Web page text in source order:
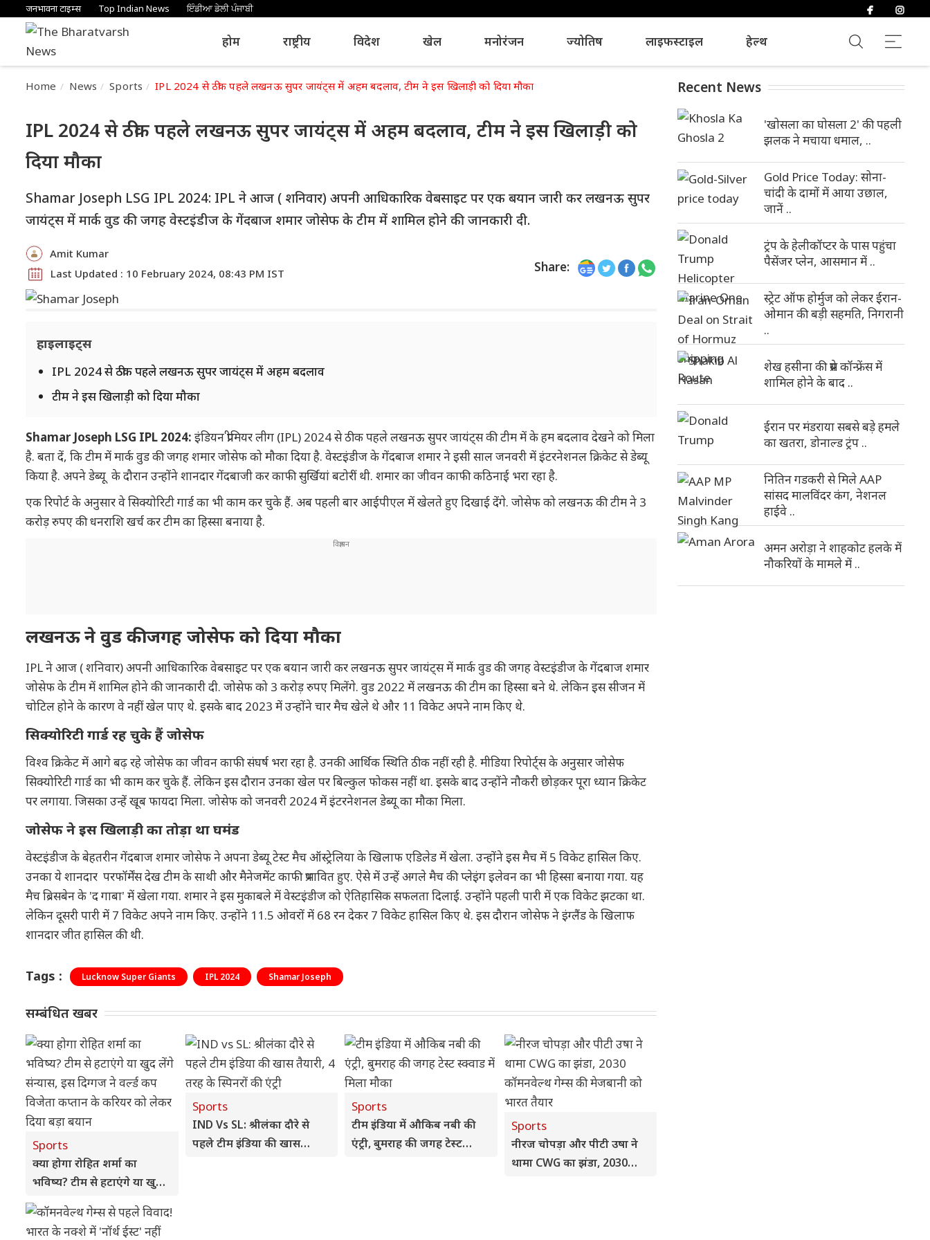
जनभावना टाइम्स Top Indian News ਇੰਡੀਆ ਡੇਲੀ ਪੰਜਾਬੀ
होम राष्ट्रीय विदेश खेल मनोरंजन ज्योतिष लाइफस्टाइल हेल्थ
Home News Sports IPL 2024 से ठीक पहले लखनऊ सुपर जायंट्स में अहम बदलाव, टीम ने इस खिलाड़ी को दिया मौका
IPL 2024 से ठीक पहले लखनऊ सुपर जायंट्स में अहम बदलाव, टीम ने इस खिलाड़ी को
दिया मौका
Shamar Joseph LSG IPL 2024: IPL ने आज ( शनिवार) अपनी आधिकारिक वेबसाइट पर एक बयान जारी कर लखनऊ सुपर
जायंट्स में मार्क वुड की जगह वेस्टइंडीज के गेंदबाज शमार जोसेफ के टीम में शामिल होने की जानकारी दी.
Amit Kumar
Last Updated : 10 February 2024, 08:43 PM IST
Share:
हाइलाइट्स
IPL 2024 से ठीक पहले लखनऊ सुपर जायंट्स में अहम बदलाव
टीम ने इस खिलाड़ी को दिया मौका
Shamar Joseph LSG IPL 2024: इंडियन प्रीमियर लीग (IPL) 2024 से ठीक पहले लखनऊ सुपर जायंट्स की टीम में के हम बदलाव देखने को मिला
है. बता दें, कि टीम में मार्क वुड की जगह शमार जोसेफ को मौका दिया है. वेस्टइंडीज के गेंदबाज शमार ने इसी साल जनवरी में इंटरनेशनल क्रिकेट से डेब्यू
किया है. अपने डेब्यू के दौरान उन्होंने शानदार गेंदबाजी कर काफी सुर्खियां बटोरीं थी. शमार का जीवन काफी कठिनाई भरा रहा है.
एक रिपोर्ट के अनुसार वे सिक्योरिटी गार्ड का भी काम कर चुके हैं. अब पहली बार आईपीएल में खेलते हुए दिखाई देंगे. जोसेफ को लखनऊ की टीम ने 3
करोड़ रुपए की धनराशि खर्च कर टीम का हिस्सा बनाया है.
लखनऊ ने वुड की जगह जोसेफ को दिया मौका
IPL ने आज ( शनिवार) अपनी आधिकारिक वेबसाइट पर एक बयान जारी कर लखनऊ सुपर जायंट्स में मार्क वुड की जगह वेस्टइंडीज के गेंदबाज शमार
जोसेफ के टीम में शामिल होने की जानकारी दी. जोसेफ को 3 करोड़ रुपए मिलेंगे. वुड 2022 में लखनऊ की टीम का हिस्सा बने थे. लेकिन इस सीजन में
चोटिल होने के कारण वे नहीं खेल पाए थे. इसके बाद 2023 में उन्होंने चार मैच खेले थे और 11 विकेट अपने नाम किए थे.
सिक्योरिटी गार्ड रह चुके हैं जोसेफ
विश्व क्रिकेट में आगे बढ़ रहे जोसेफ का जीवन काफी संघर्ष भरा रहा है. उनकी आर्थिक स्थिति ठीक नहीं रही है. मीडिया रिपोर्ट्स के अनुसार जोसेफ
सिक्योरिटी गार्ड का भी काम कर चुके हैं. लेकिन इस दौरान उनका खेल पर बिल्कुल फोकस नहीं था. इसके बाद उन्होंने नौकरी छोड़कर पूरा ध्यान क्रिकेट
पर लगाया. जिसका उन्हें खूब फायदा मिला. जोसेफ को जनवरी 2024 में इंटरनेशनल डेब्यू का मौका मिला.
जोसेफ ने इस खिलाड़ी का तोड़ा था घमंड
वेस्टइंडीज के बेहतरीन गेंदबाज शमार जोसेफ ने अपना डेब्यू टेस्ट मैच ऑस्ट्रेलिया के खिलाफ एडिलेड में खेला. उन्होंने इस मैच में 5 विकेट हासिल किए.
उनका ये शानदार परफॉर्मेंस देख टीम के साथी और मैनेजमेंट काफी प्रभावित हुए. ऐसे में उन्हें अगले मैच की प्लेइंग इलेवन का भी हिस्सा बनाया गया. यह
मैच ब्रिसबेन के 'द गाबा' में खेला गया. शमार ने इस मुकाबले में वेस्टइंडीज को ऐतिहासिक सफलता दिलाई. उन्होंने पहली पारी में एक विकेट झटका था.
लेकिन दूसरी पारी में 7 विकेट अपने नाम किए. उन्होंने 11.5 ओवरों में 68 रन देकर 7 विकेट हासिल किए थे. इस दौरान जोसेफ ने इंग्लैंड के खिलाफ
शानदार जीत हासिल की थी.
Tags : Lucknow Super Giants IPL 2024 Shamar Joseph
सम्बंधित खबर
Sports
क्या होगा रोहित शर्मा का
भविष्य? टीम से हटाएंगे या खुद
लेंगे संन्यास, इस दिग्गज ने वर्ल्ड
कप विजेता कप्तान के करियर
Sports
IND Vs SL: श्रीलंका दौरे से
पहले टीम इंडिया की खास
Sports
टीम इंडिया में औकिब नबी की
एंट्री, बुमराह की जगह टेस्ट
Sports
नीरज चोपड़ा और पीटी उषा ने
थामा CWG का झंडा, 2030
Recent News
'खोसला का घोसला 2' की पहली
झलक ने मचाया धमाल, ..
Gold Price Today: सोना-
चांदी के दामों में आया उछाल,
जानें ..
ट्रंप के हेलीकॉप्टर के पास पहुंचा
पैसेंजर प्लेन, आसमान में ..
स्ट्रेट ऑफ होर्मुज को लेकर ईरान-
ओमान की बड़ी सहमति, निगरानी
..
शेख हसीना की प्रेस कॉन्फ्रेंस में
शामिल होने के बाद ..
ईरान पर मंडराया सबसे बड़े हमले
का खतरा, डोनाल्ड ट्रंप ..
नितिन गडकरी से मिले AAP
सांसद मालविंदर कंग, नेशनल
हाईवे ..
अमन अरोड़ा ने शाहकोट हलके में
नौकरियों के मामले में ..